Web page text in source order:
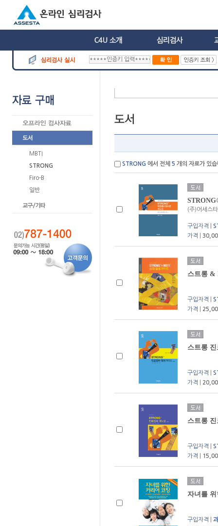
MBTI
STRONG
Firo-B
일반
STRONG 에서 전체 5 개의 자료가 있
(주)어세스
구입자격
가격
스트롱 &
구입자격
가격
스트롱
구입자격
가격
스트롱
구입자격
가격
자녀를
구입자격